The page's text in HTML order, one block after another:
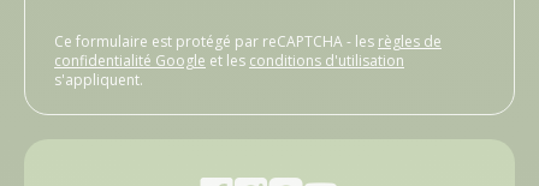
Ce formulaire est protégé par reCAPTCHA - les règles de
confidentialité Google et les conditions d'utilisation
s'appliquent.